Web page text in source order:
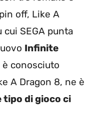
off, Like A
SEGA punta
Infinite
è conosciuto
A Dragon 8, ne è
tipo di gioco ci